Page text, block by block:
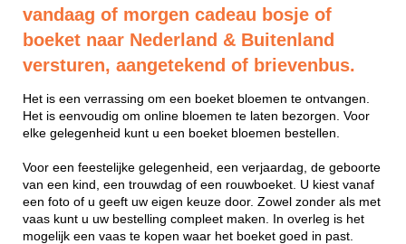
vandaag of morgen cadeau bosje of
boeket naar Nederland & Buitenland
versturen, aangetekend of brievenbus.
Het is een verrassing om een boeket bloemen te ontvangen.
Het is eenvoudig om online bloemen te laten bezorgen. Voor
elke gelegenheid kunt u een boeket bloemen bestellen.
Voor een feestelijke gelegenheid, een verjaardag, de geboorte
van een kind, een trouwdag of een rouwboeket. U kiest vanaf
een foto of u geeft uw eigen keuze door. Zowel zonder als met
vaas kunt u uw bestelling compleet maken. In overleg is het
mogelijk een vaas te kopen waar het boeket goed in past.